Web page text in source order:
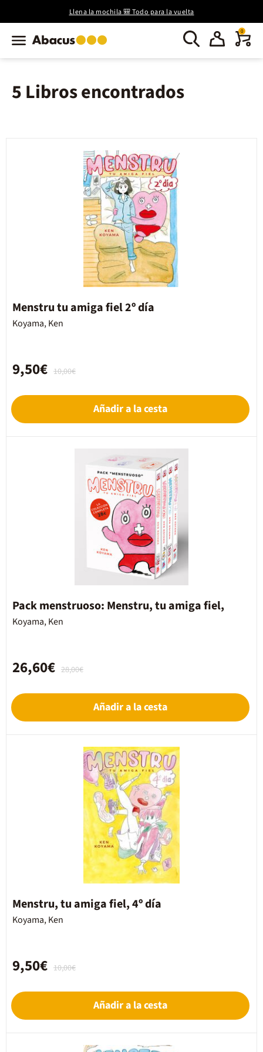
Llena la mochila 🎒 Todo para la vuelta
0
5 Libros encontrados
Menstru tu amiga fiel 2º día
Koyama, Ken
10,00€
9,50€
Añadir a la cesta
Pack menstruoso: Menstru, tu amiga fiel,
Koyama, Ken
28,00€
26,60€
Añadir a la cesta
Menstru, tu amiga fiel, 4º día
Koyama, Ken
10,00€
9,50€
Añadir a la cesta